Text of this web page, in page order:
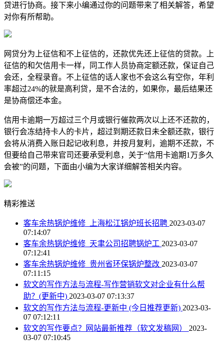
贷进行协商。接下来小编通过你的问题带来了相关解答，希望
对你有所帮助。
网贷分为上征信和不上征信的，还款优先还上征信的贷款。上
征信的和欠信用卡一样，同工作人员协商定额还款，保证自己
会还，全程录音。不上征信的话人家也不会这么有空你，年利
率超过24%的就是高利贷，是不合法的，如果你，最后结果还
是协商偿还本金。
信用卡逾期一万超过三个月或银行催款两次以上还不还款的，
银行会冻结持卡人的卡片，超过到期还款日未全额还款，银行
会将从消费入账日起记收利息，并按月复利，逾期不还款，不
但要给自己带来官司还要承受利息，关于“信用卡逾期1万多久
会被”的问题，下面由小编为大家详细解答相关内容。
精彩推送
客车余热锅炉维修_上海松江锅炉班长招聘 2023-03-07
07:14:07
客车余热锅炉维修_天聿公司招聘锅炉工 2023-03-07
07:12:41
客车余热锅炉维修_贵州省环保锅炉整改 2023-03-07
07:11:15
软文的写作方法与流程-写作营销软文对企业有什么帮
助？(更新中) 2023-03-07 07:13:37
软文的写作方法与流程-更新中 (今日推荐更新) 2023-03-
07 07:12:11
软文的写作要点？网站最新推荐（软文发稿网） 2023-
03-07 07:10:45